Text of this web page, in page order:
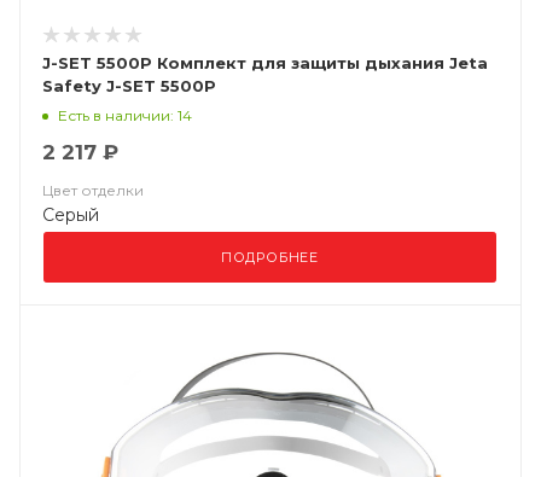
J-SET 5500P Комплект для защиты дыхания Jeta
Safety J-SET 5500P
Есть в наличии: 14
2 217 ₽
Цвет отделки
Серый
ПОДРОБНЕЕ